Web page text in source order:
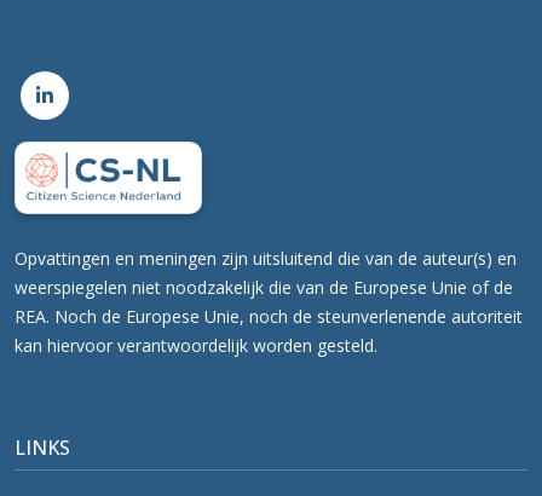
Opvattingen en meningen zijn uitsluitend die van de auteur(s) en
weerspiegelen niet noodzakelijk die van de Europese Unie of de
REA. Noch de Europese Unie, noch de steunverlenende autoriteit
kan hiervoor verantwoordelijk worden gesteld.
LINKS